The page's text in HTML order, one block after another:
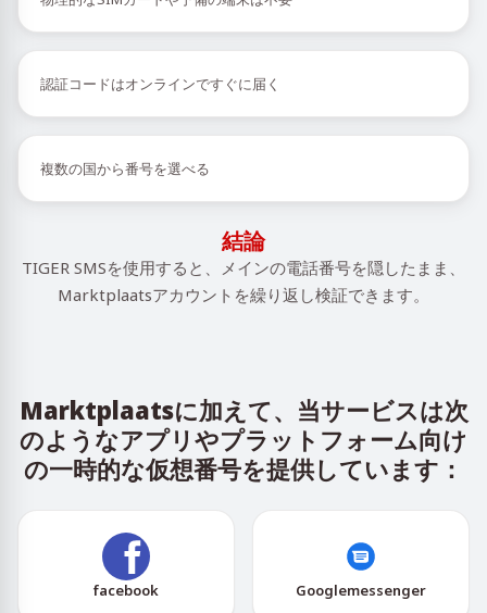
認証コードはオンラインですぐに届く
複数の国から番号を選べる
結論
TIGER SMSを使用すると、メインの電話番号を隠したまま、
Marktplaatsアカウントを繰り返し検証できます。
Marktplaatsに加えて、当サービスは次
のようなアプリやプラットフォーム向け
の一時的な仮想番号を提供しています：
facebook Googlemessenger